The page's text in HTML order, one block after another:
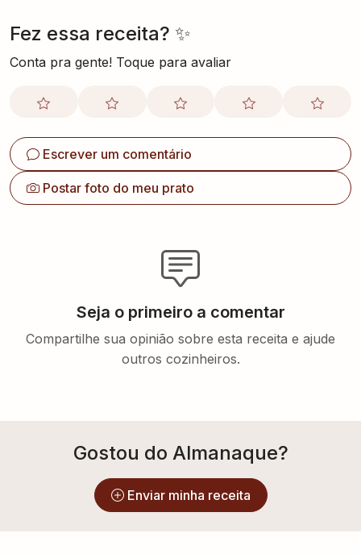
Fez essa receita? ✨
Conta pra gente! Toque para avaliar
Escrever um comentário
Postar foto do meu prato
Seja o primeiro a comentar
Compartilhe sua opinião sobre esta receita e ajude
outros cozinheiros.
Gostou do Almanaque?
Enviar minha receita